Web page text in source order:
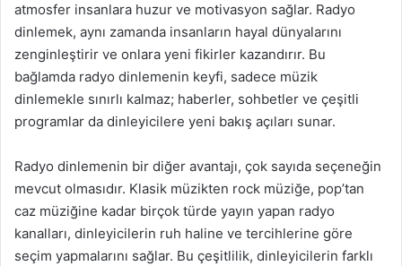
atmosfer insanlara huzur ve motivasyon sağlar. Radyo
dinlemek, aynı zamanda insanların hayal dünyalarını
zenginleştirir ve onlara yeni fikirler kazandırır. Bu
bağlamda radyo dinlemenin keyfi, sadece müzik
dinlemekle sınırlı kalmaz; haberler, sohbetler ve çeşitli
programlar da dinleyicilere yeni bakış açıları sunar.
Radyo dinlemenin bir diğer avantajı, çok sayıda seçeneğin
mevcut olmasıdır. Klasik müzikten rock müziğe, pop’tan
caz müziğine kadar birçok türde yayın yapan radyo
kanalları, dinleyicilerin ruh haline ve tercihlerine göre
seçim yapmalarını sağlar. Bu çeşitlilik, dinleyicilerin farklı